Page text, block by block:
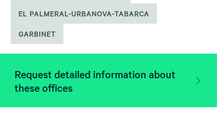
EL PALMERAL-URBANOVA-TABARCA
GARBINET
Request detailed information about
these offices